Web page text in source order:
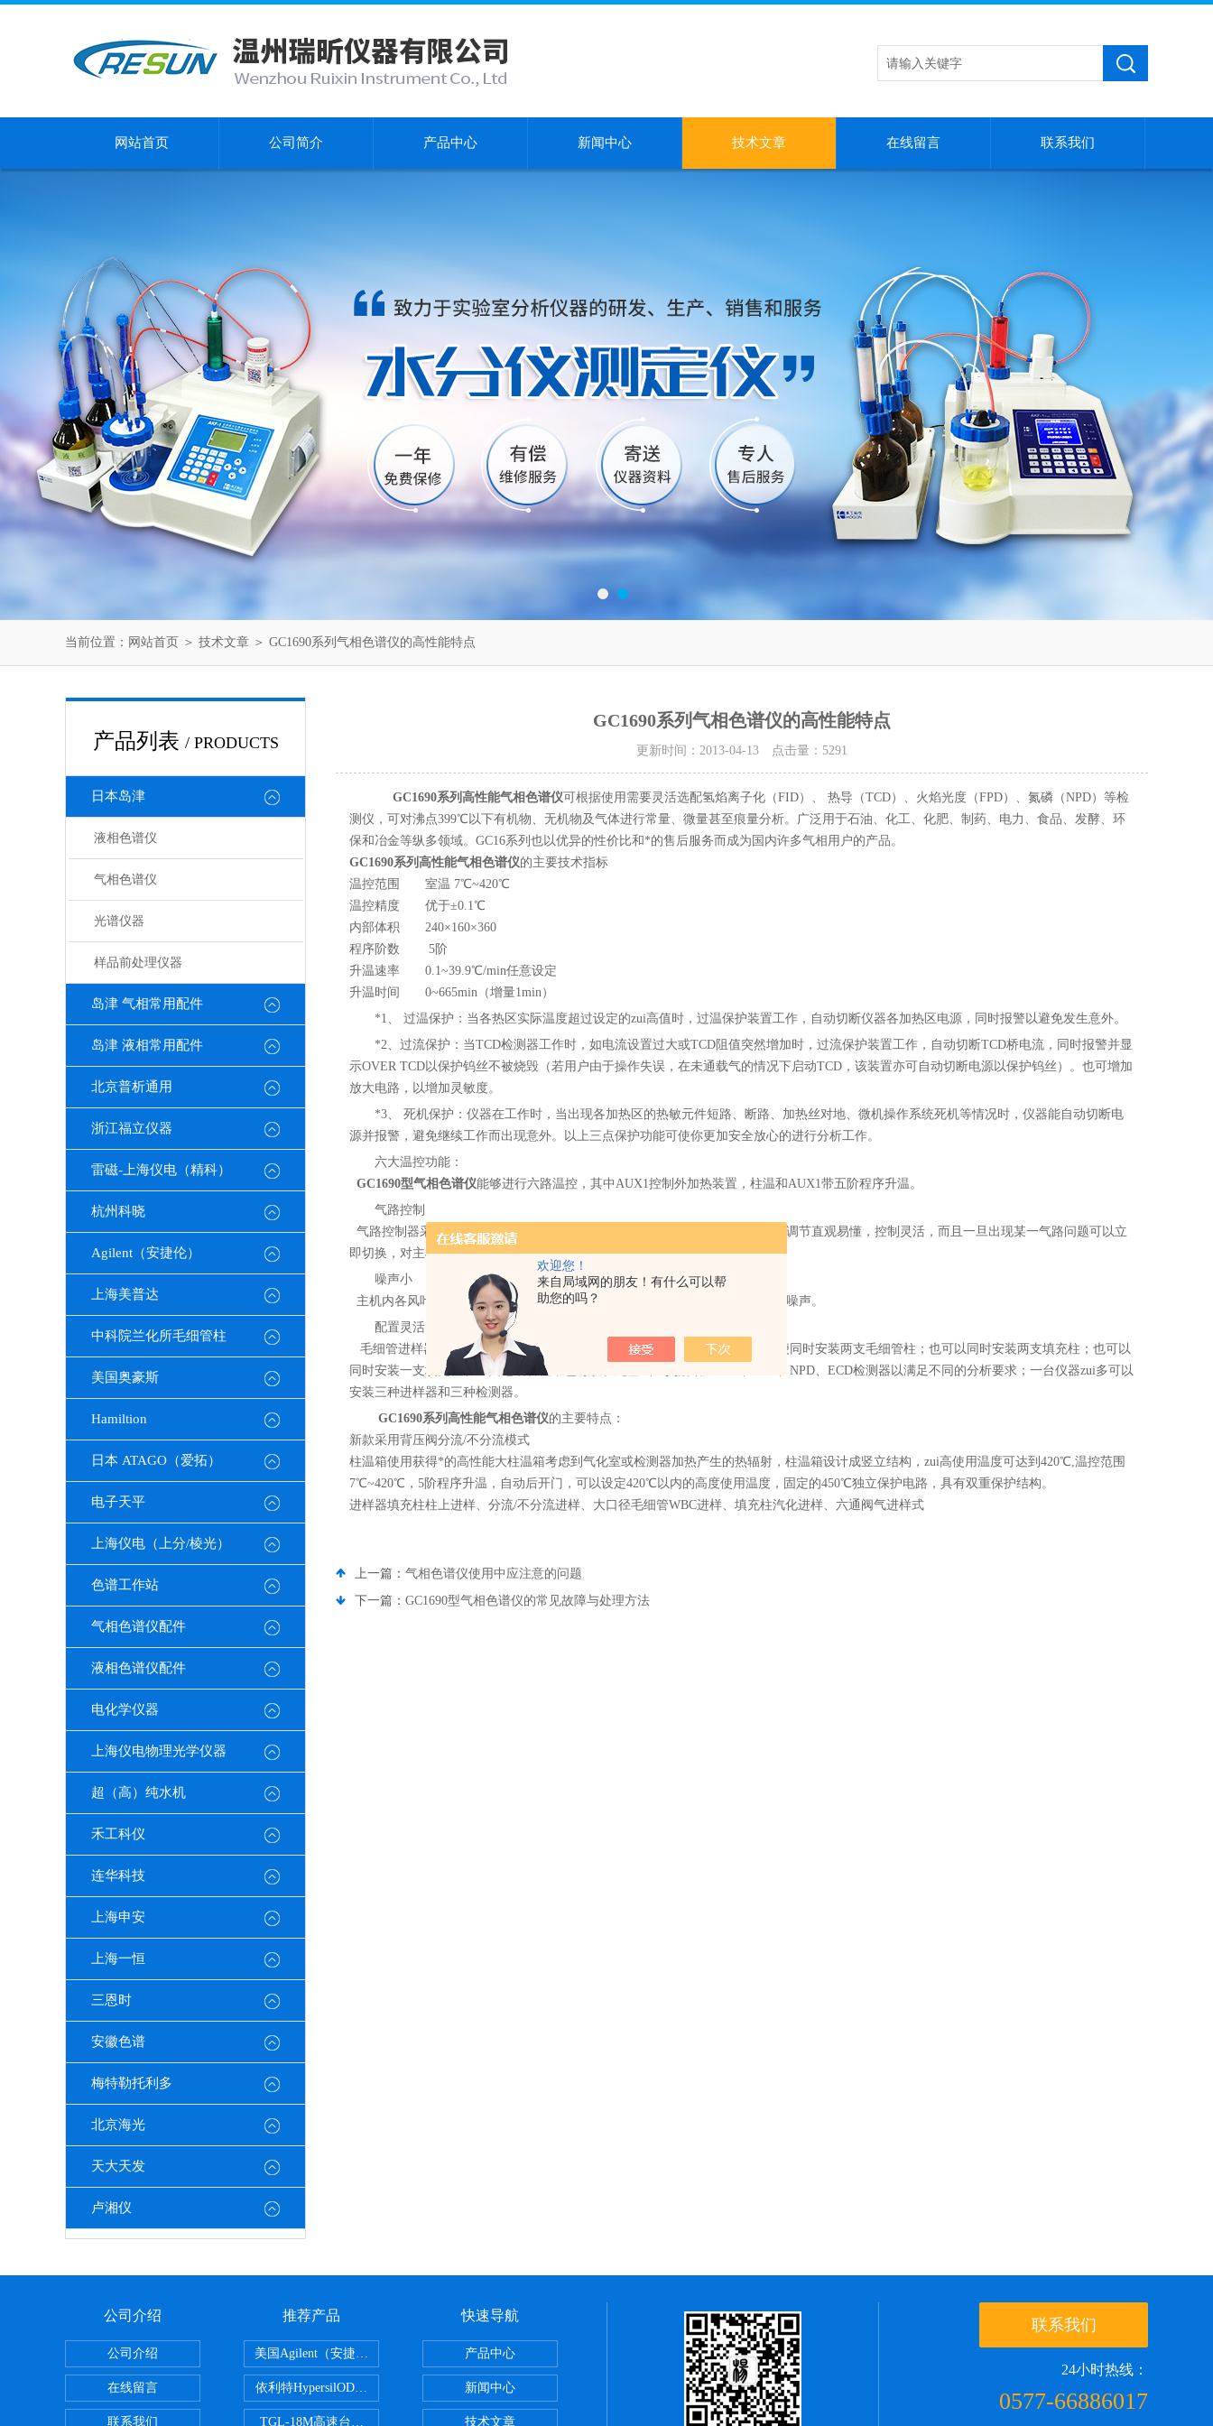
欢迎您！
来自局域网的朋友！有什么可以帮
助您的吗？
网站首页 公司简介 产品中心 新闻中心 技术文章 在线留言 联系我们
当前位置： 网站首页 ＞ 技术文章 ＞ GC1690系列气相色谱仪的高性能特点
产品列表 / PRODUCTS
日本岛津
液相色谱仪
气相色谱仪
光谱仪器
样品前处理仪器
岛津 气相常用配件
岛津 液相常用配件
北京普析通用
浙江福立仪器
雷磁-上海仪电（精科）
杭州科晓
Agilent（安捷伦）
上海美普达
中科院兰化所毛细管柱
美国奥豪斯
Hamiltion
日本 ATAGO（爱拓）
电子天平
上海仪电（上分/棱光）
色谱工作站
气相色谱仪配件
液相色谱仪配件
电化学仪器
上海仪电物理光学仪器
超（高）纯水机
禾工科仪
连华科技
上海申安
上海一恒
三恩时
安徽色谱
梅特勒托利多
北京海光
天大天发
卢湘仪
GC1690系列气相色谱仪的高性能特点
更新时间：2013-04-13 点击量： 5291
GC1690系列高性能气相色谱仪可根据使用需要灵活选配氢焰离子化（FID）、 热导（TCD）、火焰光度（FPD）、氮磷（NPD）等检
测仪，可对沸点399℃以下有机物、无机物及气体进行常量、微量甚至痕量分析。广泛用于石油、化工、化肥、制药、电力、食品、发酵、环
保和冶金等纵多领域。GC16系列也以优异的性价比和*的售后服务而成为国内许多气相用户的产品。
GC1690系列高性能气相色谱仪的主要技术指标
温控范围 室温 7℃~420℃
温控精度 优于±0.1℃
内部体积 240×160×360
程序阶数 5阶
升温速率 0.1~39.9℃/min任意设定
升温时间 0~665min（增量1min）
*1、 过温保护：当各热区实际温度超过设定的zui高值时，过温保护装置工作，自动切断仪器各加热区电源，同时报警以避免发生意外。
*2、过流保护：当TCD检测器工作时，如电流设置过大或TCD阻值突然增加时，过流保护装置工作，自动切断TCD桥电流，同时报警并显
示OVER TCD以保护钨丝不被烧毁（若用户由于操作失误，在未通载气的情况下启动TCD，该装置亦可自动切断电源以保护钨丝）。也可增加
放大电路，以增加灵敏度。
*3、 死机保护：仪器在工作时，当出现各加热区的热敏元件短路、断路、加热丝对地、微机操作系统死机等情况时，仪器能自动切断电
源并报警，避免继续工作而出现意外。以上三点保护功能可使你更加安全放心的进行分析工作。
六大温控功能：
GC1690型气相色谱仪能够进行六路温控，其中AUX1控制外加热装置，柱温和AUX1带五阶程序升温。
气路控制
气路控制器采用外置式，毛细管气路箱、燃气助燃气气路箱独立放置，气流比调节直观易懂，控制灵活，而且一旦出现某一气路问题可以立
即切换，对主机操作无影响，维护方便。
噪声小
主机内各风叶采用模具一次成型，对称性好，避免在运转时出现不平衡而产生噪声。
配置灵活
毛细管进样器独立，可以根据用户要求本配置双毛细管进样器双放大板，以便同时安装两支毛细管柱；也可以同时安装两支填充柱；也可以
同时安装一支填充柱和一支毛细管柱；也可以在此基础上灵活增加TCD、FPD、NPD、ECD检测器以满足不同的分析要求；一台仪器zui多可以
安装三种进样器和三种检测器。
GC1690系列高性能气相色谱仪的主要特点：
新款采用背压阀分流/不分流模式
柱温箱使用获得*的高性能大柱温箱考虑到气化室或检测器加热产生的热辐射，柱温箱设计成竖立结构，zui高使用温度可达到420℃,温控范围
7℃~420℃，5阶程序升温，自动后开门，可以设定420℃以内的高度使用温度，固定的450℃独立保护电路，具有双重保护结构。
进样器填充柱柱上进样、分流/不分流进样、大口径毛细管WBC进样、填充柱汽化进样、六通阀气进样式
上一篇： 气相色谱仪使用中应注意的问题
下一篇： GC1690型气相色谱仪的常见故障与处理方法
公司介绍
公司介绍
在线留言
联系我们
推荐产品
美国Agilent（安捷伦） PLOT色谱柱
依利特HypersilODS2/C18/C8/NH2/SIO2/C6H5/SAX系列液相色谱柱
TGL-18M高速台式冷冻离心机
快速导航
产品中心
新闻中心
技术文章
联系我们
24小时热线：
0577-66886017